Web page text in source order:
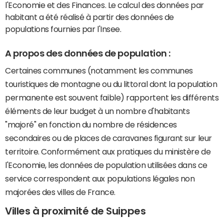
l'Economie et des Finances. Le calcul des données par
habitant a été réalisé à partir des données de
populations fournies par l'Insee.
A propos des données de population :
Certaines communes (notamment les communes
touristiques de montagne ou du littoral dont la population
permanente est souvent faible) rapportent les différents
éléments de leur budget à un nombre d'habitants
"majoré" en fonction du nombre de résidences
secondaires ou de places de caravanes figurant sur leur
territoire. Conformément aux pratiques du ministère de
l'Economie, les données de population utilisées dans ce
service correspondent aux populations légales non
majorées des villes de France.
Villes à proximité de Suippes